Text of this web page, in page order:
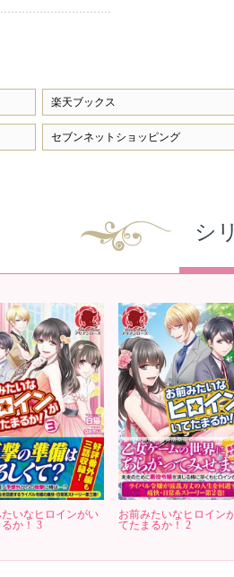
楽天ブックス
セブンネットショッピング
シ
たいなヒロインがい
か！ 3
お前みたいなヒロイン
てたまるか！ 2